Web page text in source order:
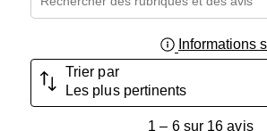
Informations
Trier par
Les plus pertinents
1 – 6 sur 16 avis